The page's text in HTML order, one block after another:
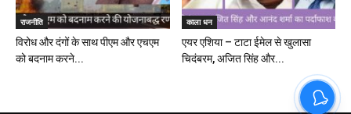
राजनीति
विरोध और दंगों के साथ पीएम और एचएम
को बदनाम करने...
काला धन
एयर एशिया – टाटा ईमेल से खुलासा
चिदंबरम, अजित सिंह और...